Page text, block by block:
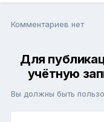
Комментариев нет
Для
учётную
Вы должны быть